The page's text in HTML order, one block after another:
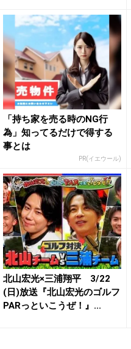
「持ち家を売る時のNG行
為」知ってるだけで得する
事とは
PR(イエウール)
北山宏光×三浦翔平 3/22
(日)放送『北山宏光のゴルフ
PARっといこうぜ！』...